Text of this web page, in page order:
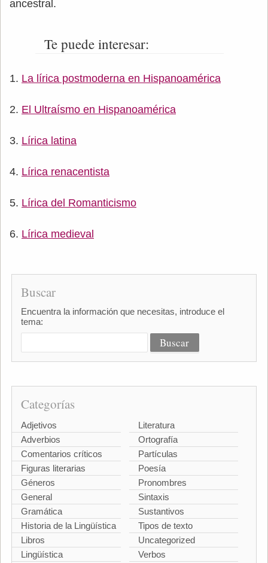
ancestral.
Te puede interesar:
La lírica postmoderna en Hispanoamérica
El Ultraísmo en Hispanoamérica
Lírica latina
Lírica renacentista
Lírica del Romanticismo
Lírica medieval
Buscar
Encuentra la información que necesitas, introduce el
tema:
Categorías
Adjetivos
Adverbios
Comentarios críticos
Figuras literarias
Géneros
General
Gramática
Historia de la Lingüística
Libros
Lingüística
Literatura
Ortografía
Partículas
Poesía
Pronombres
Sintaxis
Sustantivos
Tipos de texto
Uncategorized
Verbos